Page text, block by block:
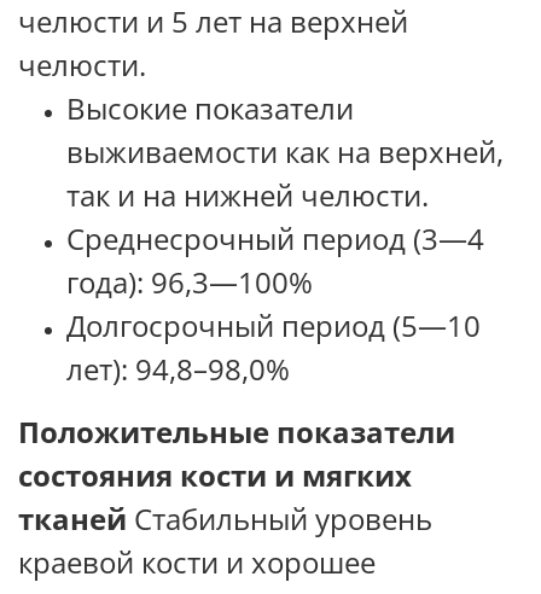
челюсти и 5 лет на верхней
челюсти.
Высокие показатели
выживаемости как на верхней,
так и на нижней челюсти.
Среднесрочный период (3—4
года): 96,3—100%
Долгосрочный период (5—10
лет): 94,8–98,0%
Положительные показатели
состояния кости и мягких
тканей Стабильный уровень
краевой кости и хорошее